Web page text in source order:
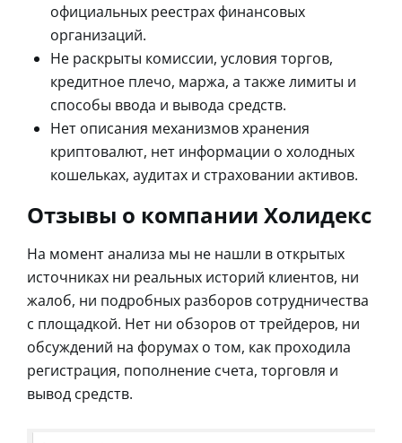
официальных реестрах финансовых
организаций.
Не раскрыты комиссии, условия торгов,
кредитное плечо, маржа, а также лимиты и
способы ввода и вывода средств.
Нет описания механизмов хранения
криптовалют, нет информации о холодных
кошельках, аудитах и страховании активов.
Отзывы о компании Холидекс
На момент анализа мы не нашли в открытых
источниках ни реальных историй клиентов, ни
жалоб, ни подробных разборов сотрудничества
с площадкой. Нет ни обзоров от трейдеров, ни
обсуждений на форумах о том, как проходила
регистрация, пополнение счета, торговля и
вывод средств.